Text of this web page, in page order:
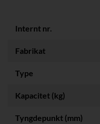
Internt nr.
Fabrikat
Type
Kapacitet (kg)
Tyngdepunkt (mm)